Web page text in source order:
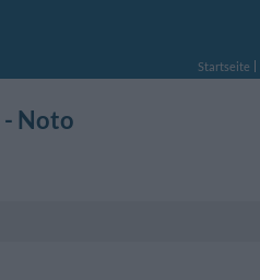
Startseite
- Noto